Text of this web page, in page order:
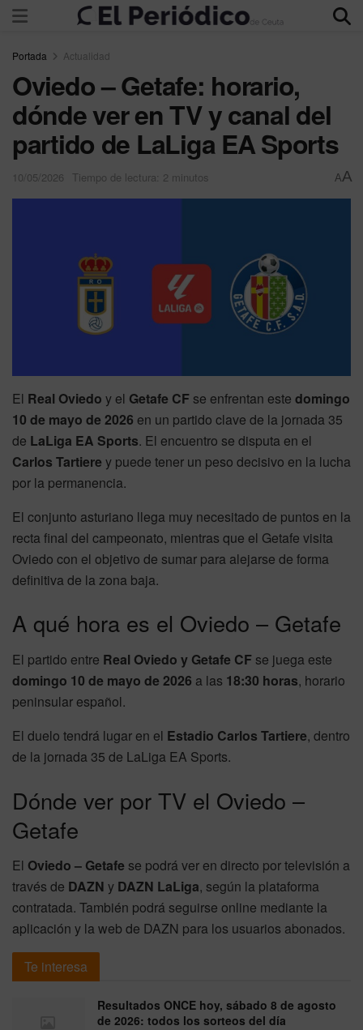
Portada Actualidad
Oviedo – Getafe: horario,
dónde ver en TV y canal del
partido de LaLiga EA Sports
10/05/2026 Tiempo de lectura: 2 minutos AA
El Real Oviedo y el Getafe CF se enfrentan este domingo
10 de mayo de 2026 en un partido clave de la jornada 35
de LaLiga EA Sports. El encuentro se disputa en el
Carlos Tartiere y puede tener un peso decisivo en la lucha
por la permanencia.
El conjunto asturiano llega muy necesitado de puntos en la
recta final del campeonato, mientras que el Getafe visita
Oviedo con el objetivo de sumar para alejarse de forma
definitiva de la zona baja.
A qué hora es el Oviedo – Getafe
El partido entre Real Oviedo y Getafe CF se juega este
domingo 10 de mayo de 2026 a las 18:30 horas, horario
peninsular español.
El duelo tendrá lugar en el Estadio Carlos Tartiere, dentro
de la jornada 35 de LaLiga EA Sports.
Dónde ver por TV el Oviedo –
Getafe
El Oviedo – Getafe se podrá ver en directo por televisión a
través de DAZN y DAZN LaLiga, según la plataforma
contratada. También podrá seguirse online mediante la
aplicación y la web de DAZN para los usuarios abonados.
Te interesa
Resultados ONCE hoy, sábado 8 de agosto
de 2026: todos los sorteos del día